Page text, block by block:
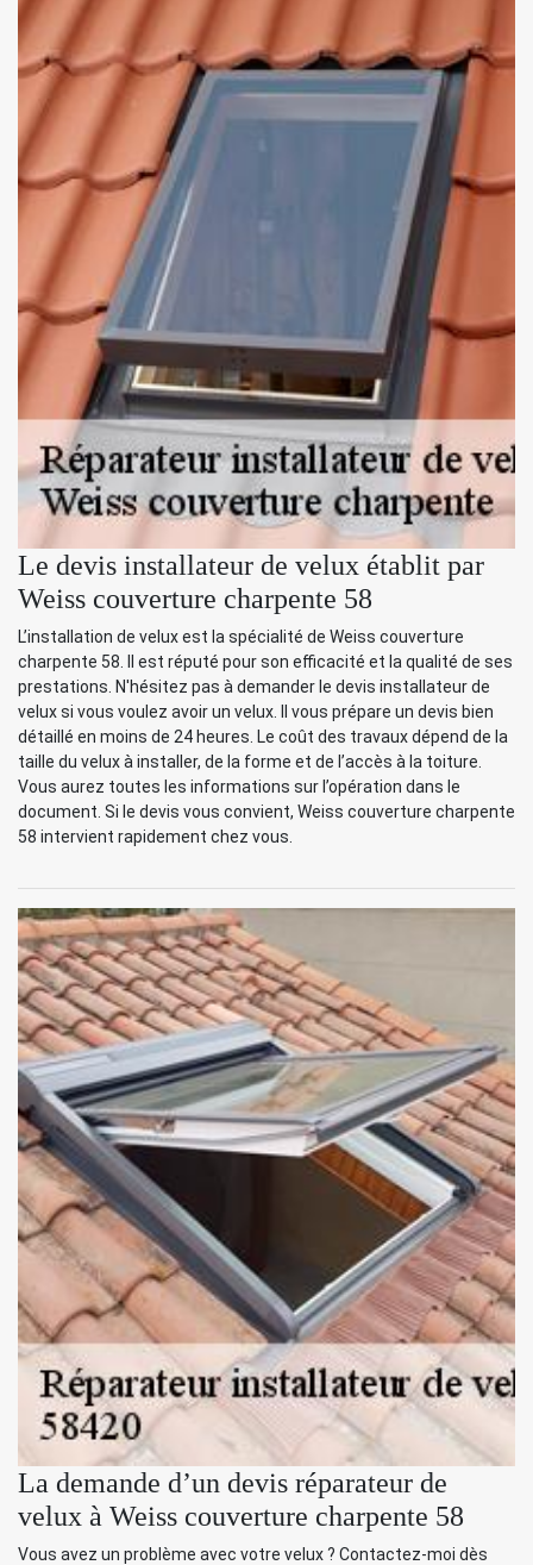
Le devis installateur de velux établit par
Weiss couverture charpente 58
L’installation de velux est la spécialité de Weiss couverture
charpente 58. Il est réputé pour son efficacité et la qualité de ses
prestations. N'hésitez pas à demander le devis installateur de
velux si vous voulez avoir un velux. Il vous prépare un devis bien
détaillé en moins de 24 heures. Le coût des travaux dépend de la
taille du velux à installer, de la forme et de l’accès à la toiture.
Vous aurez toutes les informations sur l’opération dans le
document. Si le devis vous convient, Weiss couverture charpente
58 intervient rapidement chez vous.
La demande d’un devis réparateur de
velux à Weiss couverture charpente 58
Vous avez un problème avec votre velux ? Contactez-moi dès